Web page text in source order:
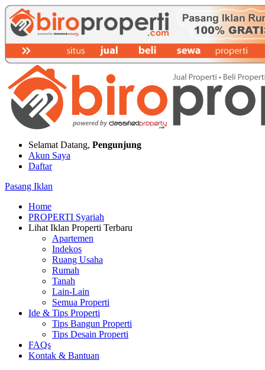
Selamat Datang, Pengunjung
Akun Saya
Daftar
Pasang Iklan
Home
PROPERTI Syariah
Lihat Iklan Properti Terbaru
Apartemen
Indekos
Ruang Usaha
Rumah
Tanah
Lain-Lain
Semua Properti
Ide & Tips Properti
Tips Bangun Properti
Tips Desain Properti
FAQs
Kontak & Bantuan